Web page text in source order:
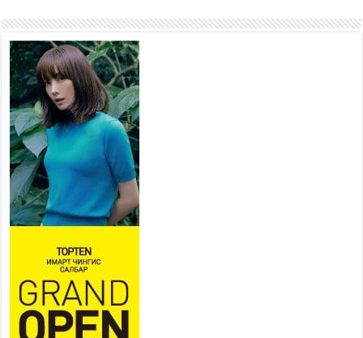
Наадмын амралтын өдрүүдэд
нийслэлийн эрүүл мэндийн
байгууллагууд дараах
хуваарийн дагуу ажиллана
2026 оны 7 сар 15 / 11 цаг 18 минут
Үндэсний их баяр наадам
эхэллээ
2026 оны 7 сар 15 / 11 цаг 14 минут
Үер усны аюулаас сэргийлж, нийслэлийн Онцгой
байдлын газрын 162 алба хаагч үүрэг гүйцэтгэж
байна
2026 оны 7 сар 15 / 11 цаг 07 минут
Үндэсний их сурын харваанд 850 харваач цэц
мэргэнээ сорьж байна
2026 оны 7 сар 15 / 11 цаг 03 минут
Төв цэнгэлдэхийн эргэн тойронд
2026 оны 7 сар 15 / 10 цаг 58 минут